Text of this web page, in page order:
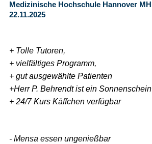
Medizinische Hochschule Hannover MHH-20.11.2025 -
22.11.2025
+ Tolle Tutoren,
+ vielfältiges Programm,
+ gut ausgewählte Patienten
+Herr P. Behrendt ist ein Sonnenschein
+ 24/7 Kurs Käffchen verfügbar
- Mensa essen ungenießbar